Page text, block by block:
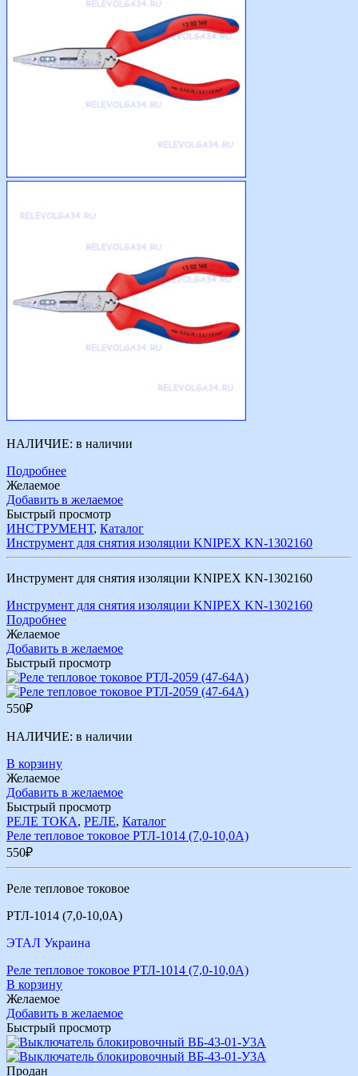
НАЛИЧИЕ: в наличии
Подробнее
Желаемое
Добавить в желаемое
Быстрый просмотр
ИНСТРУМЕНТ, Каталог
Инструмент для снятия изоляции KNIPEX KN-1302160
Инструмент для снятия изоляции KNIPEX KN-1302160
Инструмент для снятия изоляции KNIPEX KN-1302160
Подробнее
Желаемое
Добавить в желаемое
Быстрый просмотр
550₽
НАЛИЧИЕ: в наличии
В корзину
Желаемое
Добавить в желаемое
Быстрый просмотр
РЕЛЕ ТОКА, РЕЛЕ, Каталог
Реле тепловое токовое РТЛ-1014 (7,0-10,0А)
550₽
Реле тепловое токовое
РТЛ-1014 (7,0-10,0А)
ЭТАЛ Украина
Реле тепловое токовое РТЛ-1014 (7,0-10,0А)
В корзину
Желаемое
Добавить в желаемое
Быстрый просмотр
Продан